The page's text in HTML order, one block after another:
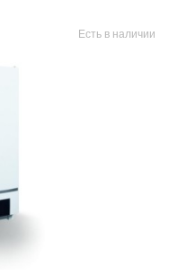
Есть в наличии